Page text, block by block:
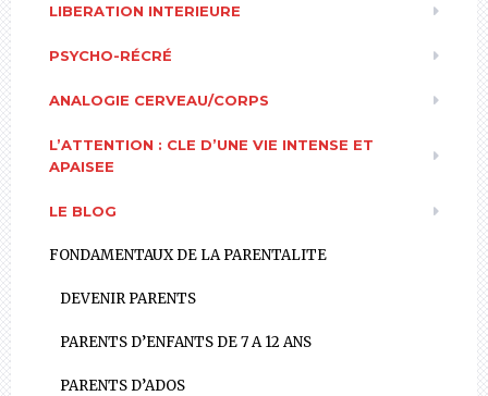
LIBERATION INTERIEURE
PSYCHO-RÉCRÉ
ANALOGIE CERVEAU/CORPS
L’ATTENTION : CLE D’UNE VIE INTENSE ET
APAISEE
LE BLOG
FONDAMENTAUX DE LA PARENTALITE
DEVENIR PARENTS
PARENTS D’ENFANTS DE 7 A 12 ANS
PARENTS D’ADOS